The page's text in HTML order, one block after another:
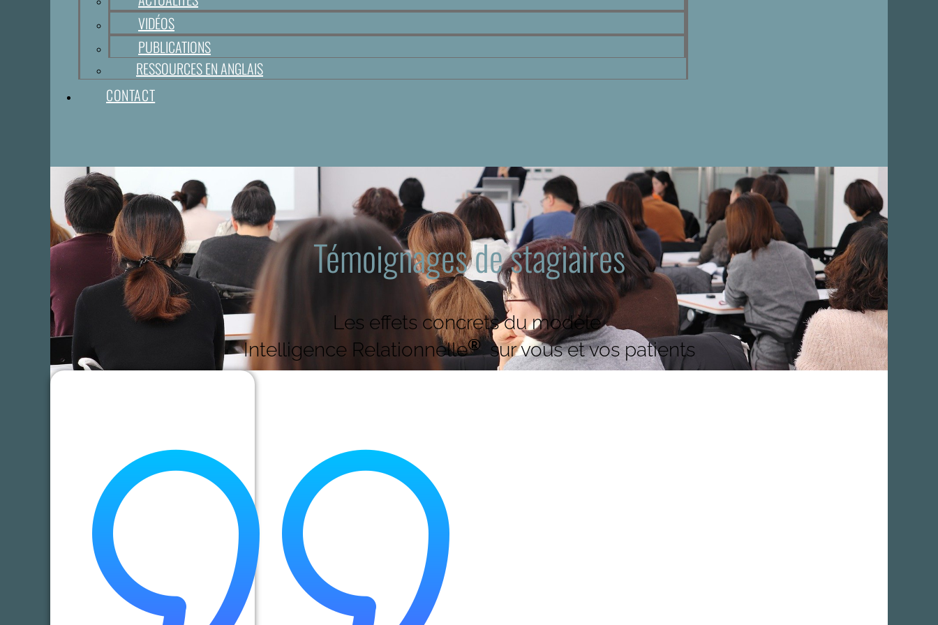
VIDÉOS
PUBLICATIONS
RESSOURCES EN ANGLAIS
CONTACT
Témoignages de stagiaires
Les effets concrets du modèle
Intelligence Relationnelle® sur vous et vos patients